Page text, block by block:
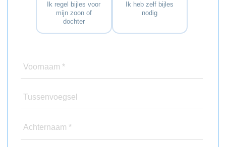
Ik regel bijles voor
mijn zoon of
dochter
Ik heb zelf bijles
nodig
Voornaam *
Tussenvoegsel
Achternaam *